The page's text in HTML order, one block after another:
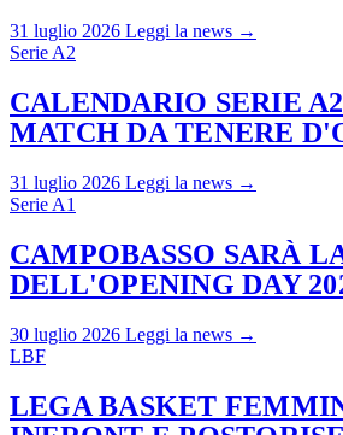
31 luglio 2026 Leggi la news →
Serie A2
CALENDARIO SERIE
MATCH DA TENERE
31 luglio 2026 Leggi la news →
Serie A1
CAMPOBASSO SARÀ
DELL'OPENING DAY
30 luglio 2026 Leggi la news →
LBF
LEGA BASKET